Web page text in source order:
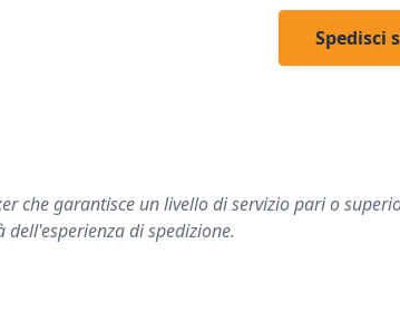
Spedisci
che garantisce un livello di servizio pari o
di spedizione.